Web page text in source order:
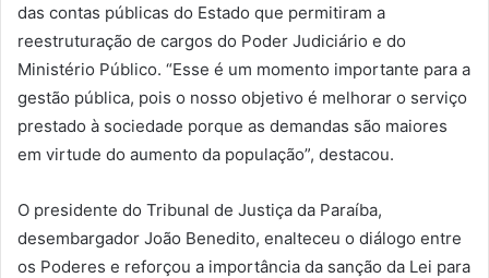
das contas públicas do Estado que permitiram a
reestruturação de cargos do Poder Judiciário e do
Ministério Público. “Esse é um momento importante para a
gestão pública, pois o nosso objetivo é melhorar o serviço
prestado à sociedade porque as demandas são maiores
em virtude do aumento da população”, destacou.
O presidente do Tribunal de Justiça da Paraíba,
desembargador João Benedito, enalteceu o diálogo entre
os Poderes e reforçou a importância da sanção da Lei para